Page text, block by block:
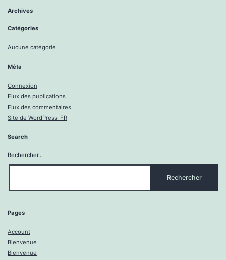
Archives
Catégories
Aucune catégorie
Méta
Connexion
Flux des publications
Flux des commentaires
Site de WordPress-FR
Search
Rechercher…
Pages
Account
Bienvenue
Bienvenue